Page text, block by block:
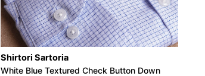
Shirtori Sartoria
White Blue Textured Check Button Down